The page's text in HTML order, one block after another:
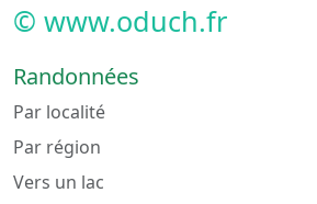
© www.oduch.fr
Randonnées
Par localité
Par région
Vers un lac